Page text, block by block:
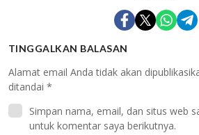
TINGGALKAN BALASAN
Alamat email Anda tidak akan
ditandai *
Simpan nama, email, dan situs web
untuk komentar saya berikutnya.